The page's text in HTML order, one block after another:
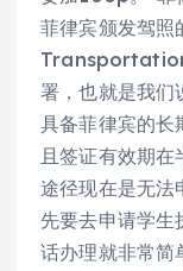
菲律宾颁发驾
署，也就是我们
具备菲律宾的长
且签证有效期
途径现在是无法
先要去申请学生
话办理就非常简